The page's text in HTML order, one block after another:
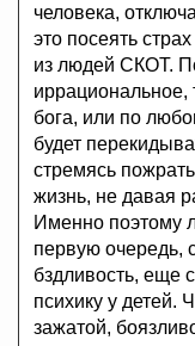
человека,
это посеять
из людей СКОТ.
иррациональное,
бога, или по
будет
стремясь
жизнь, не давая
Именно поэтому
первую очередь,
бздливость, еще
психику у детей.
зажатой,